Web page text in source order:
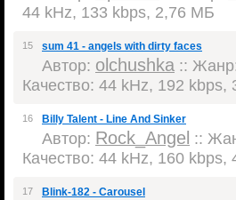
44 kHz, 133 kbps, 2,76 МБ
15 sum 41 - angels with dirty faces
Автор: olchushka ::
Качество: 44 kHz, 192
16 Billy Talent - Line And Sinker
Автор: Rock_Angel ::
Качество: 44 kHz, 160
17 Blink-182 - Carousel